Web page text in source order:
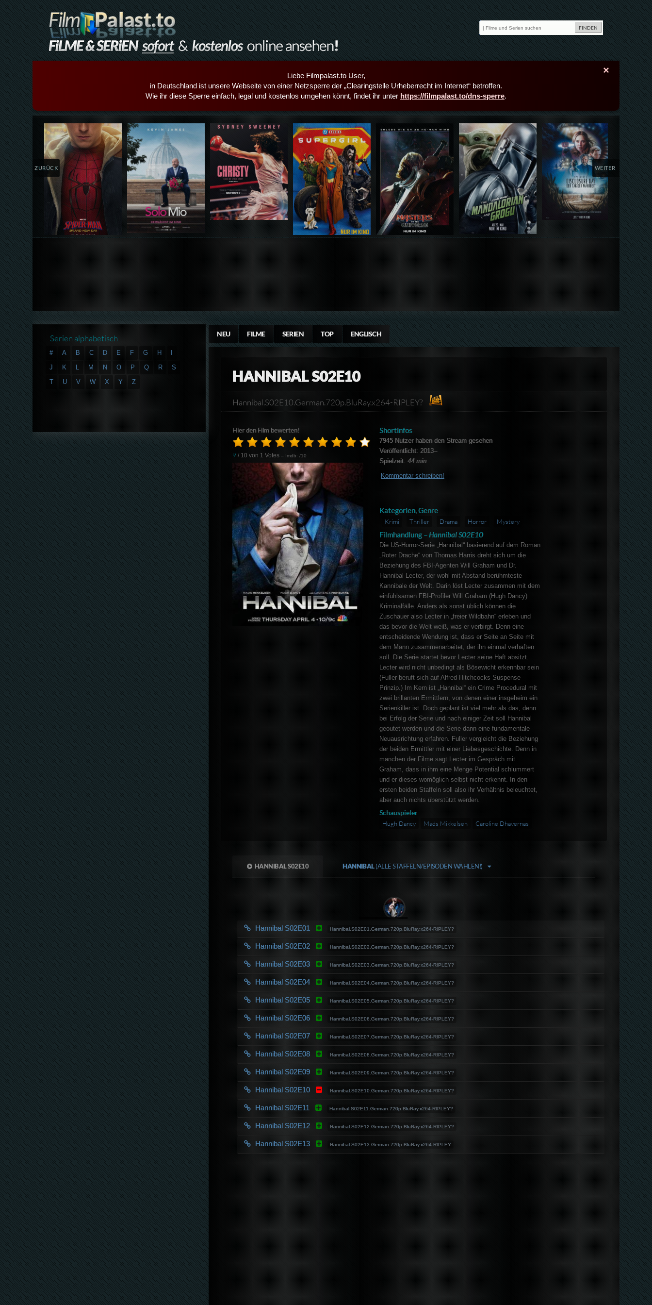
×
Liebe Filmpalast.to User,
in Deutschland ist unsere Webseite von einer Netzsperre der „Clearingstelle Urheberrecht im Internet“ betroffen.
Wie ihr diese Sperre einfach, legal und kostenlos umgehen könnt, findet ihr unter https://filmpalast.to/dns-sperre.
Details,Play Details,Play Details,Play Details,Play Details,Play Details,Play Details,Play
ZURÜCK WEITER
NEU FILME SERIEN TOP ENGLISCH
HANNIBAL S02E10
Hannibal.S02E10.German.720p.BluRay.x264-RIPLEY?
Hier den Film bewerten!
9 / 10 von 1 Votes – Imdb: /10
Shortinfos
7945Nutzer haben den Stream gesehen
Veröffentlicht: 2013–
Spielzeit: 44 min
Kommentar schreiben!
Kategorien, Genre
Krimi Thriller Drama Horror Mystery
Filmhandlung – Hannibal S02E10
Die US-Horror-Serie „Hannibal“ basierend auf dem Roman
„Roter Drache“ von Thomas Harris dreht sich um die
Beziehung des FBI-Agenten Will Graham und Dr.
Hannibal Lecter, der wohl mit Abstand berühmteste
Kannibale der Welt. Darin löst Lecter zusammen mit dem
einfühlsamen FBI-Profiler Will Graham (Hugh Dancy)
Kriminalfälle. Anders als sonst üblich können die
Zuschauer also Lecter in „freier Wildbahn“ erleben und
das bevor die Welt weiß, was er verbirgt. Denn eine
entscheidende Wendung ist, dass er Seite an Seite mit
dem Mann zusammenarbeitet, der ihn einmal verhaften
soll. Die Serie startet bevor Lecter seine Haft absitzt.
Lecter wird nicht unbedingt als Bösewicht erkennbar sein
(Fuller beruft sich auf Alfred Hitchcocks Suspense-
Prinzip.) Im Kern ist „Hannibal“ ein Crime Procedural mit
zwei brillanten Ermittlern, von denen einer insgeheim ein
Serienkiller ist. Doch geplant ist viel mehr als das, denn
bei Erfolg der Serie und nach einiger Zeit soll Hannibal
geoutet werden und die Serie dann eine fundamentale
Neuausrichtung erfahren. Fuller vergleicht die Beziehung
der beiden Ermittler mit einer Liebesgeschichte. Denn in
manchen der Filme sagt Lecter im Gespräch mit
Graham, dass in ihm eine Menge Potential schlummert
und er dieses womöglich selbst nicht erkennt. In den
ersten beiden Staffeln soll also ihr Verhältnis beleuchtet,
aber auch nichts überstützt werden.
Schauspieler
Hugh Dancy Mads Mikkelsen Caroline Dhavernas
HANNIBAL S02E10 HANNIBAL(ALLE STAFFELN/EPISODEN WÄHLEN!)
Hannibal S02E01 Hannibal.S02E01.German.720p.BluRay.x264-RIPLEY?
Hannibal S02E02 Hannibal.S02E02.German.720p.BluRay.x264-RIPLEY?
Hannibal S02E03 Hannibal.S02E03.German.720p.BluRay.x264-RIPLEY?
Hannibal S02E04 Hannibal.S02E04.German.720p.BluRay.x264-RIPLEY?
Hannibal S02E05 Hannibal.S02E05.German.720p.BluRay.x264-RIPLEY?
Hannibal S02E06 Hannibal.S02E06.German.720p.BluRay.x264-RIPLEY?
Hannibal S02E07 Hannibal.S02E07.German.720p.BluRay.x264-RIPLEY?
Hannibal S02E08 Hannibal.S02E08.German.720p.BluRay.x264-RIPLEY?
Hannibal S02E09 Hannibal.S02E09.German.720p.BluRay.x264-RIPLEY?
Hannibal S02E10 Hannibal.S02E10.German.720p.BluRay.x264-RIPLEY?
Hannibal S02E11 Hannibal.S02E11.German.720p.BluRay.x264-RIPLEY?
Hannibal S02E12 Hannibal.S02E12.German.720p.BluRay.x264-RIPLEY?
Hannibal S02E13 Hannibal.S02E13.German.720p.BluRay.x264-RIPLEY
Serien alphabetisch
# A B C D E F G H
J
K L M N O P Q R
S
T
U V W X Y Z